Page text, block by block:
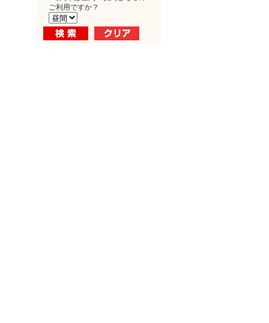
ご利用ですか？